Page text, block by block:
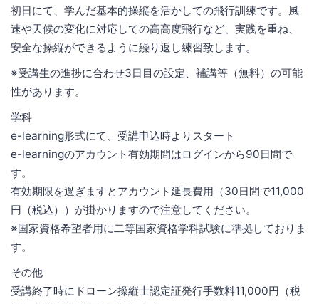
初日にて、学んだ基本的操縦を活かしての飛行訓練です。風
速や天候の変化に対応しての高高度飛行など、実践を重ね、
安全な操縦ができるように繰り返し練習致します。
※受講生の進捗に合わせ3日目の設定、補講等（無料）の可能
性があります。
学科
e-learning形式にて、受講申込時よりスタート
e-learningのアカウント有効期間はログインから90日間で
す。
有効期限を過ぎますとアカウント延長費用（30日間で11,000
円（税込））が掛かりますので注意してください。
※国家資格希望者用に二等国家資格学科試験に準拠しておりま
す。
その他
受講終了時にドローン操縦士認定証発行手数料11,000円（税